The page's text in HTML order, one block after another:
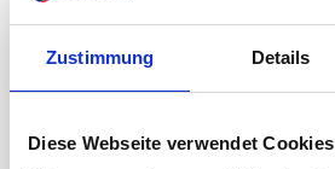
Zustimmung Details
Diese Webseite verwendet Cookies
Materialanforderung